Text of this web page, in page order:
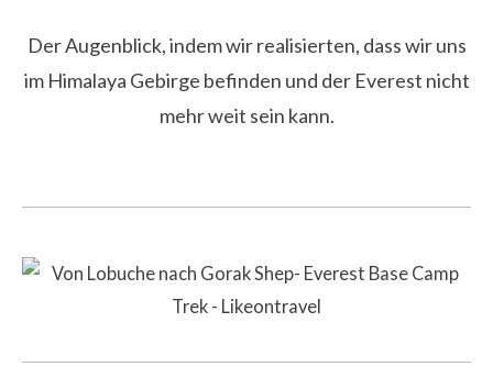
Der Augenblick, indem wir realisierten, dass wir uns
im Himalaya Gebirge befinden und der Everest nicht
mehr weit sein kann.